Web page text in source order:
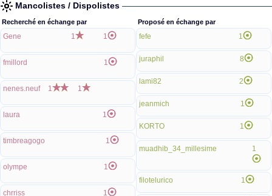
Mancolistes / Dispolistes
Recherché en échange par
Gene 1 1
fmillord 1
nenes.neuf 1 1
laura 1
timbreagogo 1
olympe 1
chrriss 1
Proposé en échange par
fefe 1
juraphil 8
lami82 2
jeanmich 1
KORTO 1
muadhib_34_millesime 1
filotelurico 1